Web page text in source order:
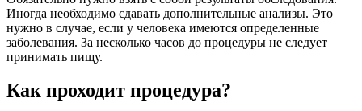
Иногда необходимо сдавать дополнительные анализы. Это
нужно в случае, если у человека имеются определенные
заболевания. За несколько часов до процедуры не следует
принимать пищу.
Как проходит процедура?